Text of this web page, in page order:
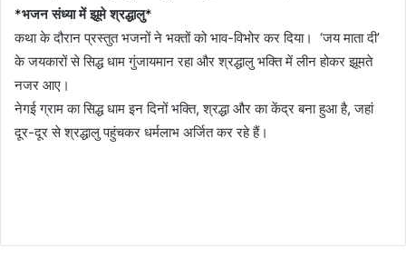
*भजन संध्या में झूमे श्रद्धालु*
कथा के दौरान प्रस्तुत भजनों ने भक्तों को भाव-विभोर कर दिया। ‘जय माता दी’
के जयकारों से सिद्ध धाम गुंजायमान रहा और श्रद्धालु भक्ति में लीन होकर झूमते
नजर आए।
नेगई ग्राम का सिद्ध धाम इन दिनों भक्ति, श्रद्धा और का केंद्र बना हुआ है, जहां
दूर-दूर से श्रद्धालु पहुंचकर धर्मलाभ अर्जित कर रहे हैं।